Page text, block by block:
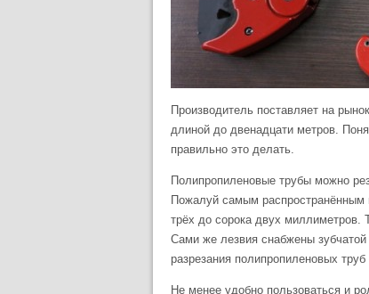
Производитель поставляет на
длиной до двенадцати метров.
правильно это делать.
Полипропиленовые трубы можно
Пожалуй самым
трёх до сорока двух миллиметров.
Сами же лезвия снабжены зубчатой
разрезания полипропиленовых
Не менее удобно пользоваться и